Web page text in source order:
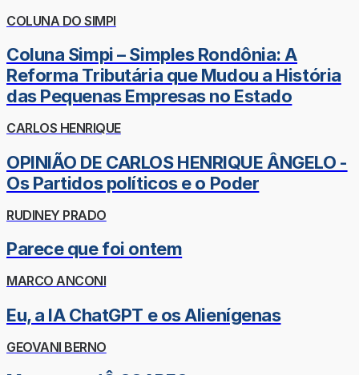
COLUNA DO SIMPI
Coluna Simpi – Simples Rondônia: A
Reforma Tributária que Mudou a História
das Pequenas Empresas no Estado
CARLOS HENRIQUE
OPINIÃO DE CARLOS HENRIQUE ÂNGELO -
Os Partidos políticos e o Poder
RUDINEY PRADO
Parece que foi ontem
MARCO ANCONI
Eu, a IA ChatGPT e os Alienígenas
GEOVANI BERNO